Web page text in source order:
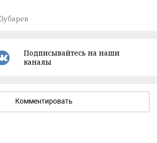
Подписывайтесь на наши
каналы
Комментировать